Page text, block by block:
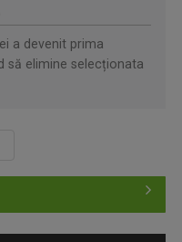
a devenit prima
să elimine selecționata